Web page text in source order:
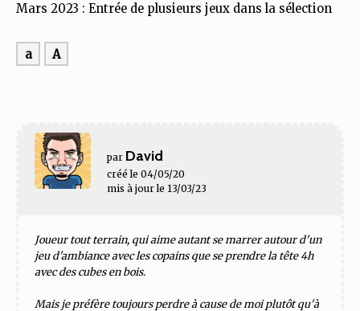
Mars 2023 : Entrée de plusieurs jeux dans la sélection
a A
par David
créé le 04/05/20
mis à jour le 13/03/23
Joueur tout terrain, qui aime autant se marrer autour d'un
jeu d'ambiance avec les copains que se prendre la tête 4h
avec des cubes en bois.
Mais je préfère toujours perdre à cause de moi plutôt qu'à